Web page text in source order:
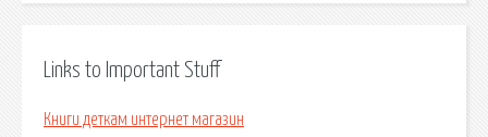
Links to Important Stuff
Книги деткам интернет магазин